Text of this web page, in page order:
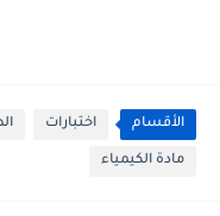
الأقسام اختبارات
مادة الكيمياء